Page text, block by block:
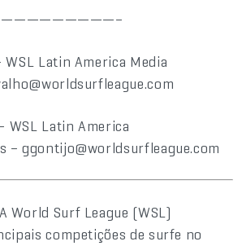
Latin America Media
WSL Latin America
– ggontijo@worldsurfleague.com
A World Surf League (WSL)
competições de surfe no